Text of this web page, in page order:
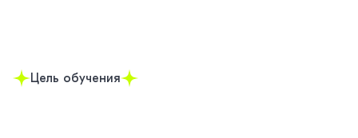
Цель обучения